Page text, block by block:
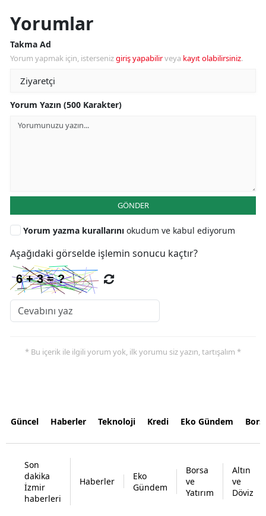
Yorumlar
Takma Ad
Yorum yapmak için, istersenizgiriş yapabilirveya kayıt olabilirsiniz.
Yorum Yazın (500 Karakter)
GÖNDER
Yorum yazma kurallarını okudum ve kabul ediyorum
Aşağıdaki görselde işlemin sonucu kaçtır?
* Bu içerik ile ilgili yorum yok, ilk yorumu siz yazın, tartışalım *
Güncel Haberler Teknoloji Kredi Eko Gündem
Son
dakika
İzmir
haberleri
Haberler
Eko
Gündem
Borsa
ve
Yatırım
Altın
ve
Döviz